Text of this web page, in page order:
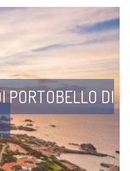
PORTOBELLO DI